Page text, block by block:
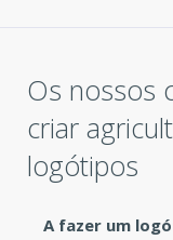
Os nossos
criar
logótipos
A fazer um